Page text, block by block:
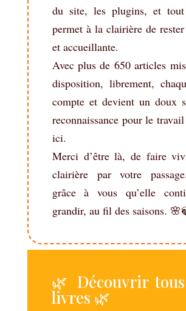
du site, les plugins, et
permet à la clairière de
et accueillante.
Avec plus de 650 articles
disposition, librement,
compte et devient un doux
reconnaissance pour le
ici.
Merci d’être là, de faire
clairière par votre
grâce à vous qu’elle
grandir, au fil des saisons.
🌿 Découvrir
livres 🌿